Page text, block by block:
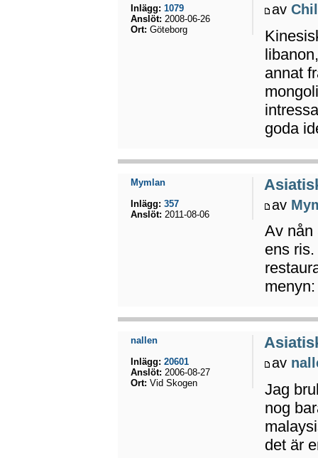
av
annat
goda
Inlägg: 1079
Anslöt: 2008-06-26
Ort: Göteborg
av
Av nån
ens
Mymlan
Inlägg: 357
Anslöt: 2011-08-06
av
Jag
nog
det är
nallen
Inlägg: 20601
Anslöt: 2006-08-27
Ort: Vid Skogen